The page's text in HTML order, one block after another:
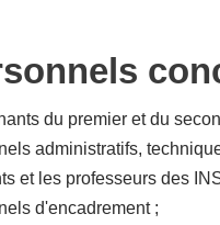
du premier et du
administratifs,
et les professeurs des
d'encadrement ;